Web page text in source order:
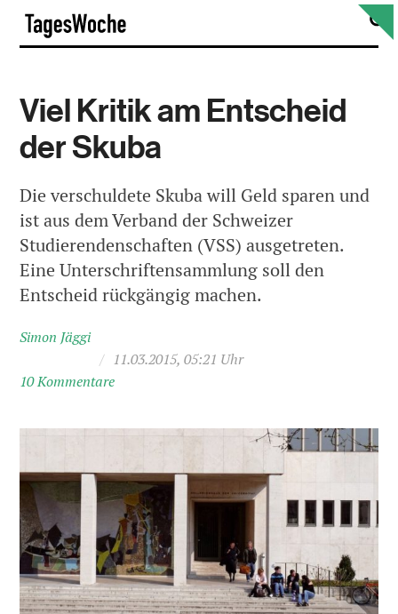
Skip
content
Viel Kritik am Entscheid
der Skuba
Die verschuldete Skuba will Geld sparen und
ist aus dem Verband der Schweizer
Studierendenschaften (VSS) ausgetreten.
Eine Unterschriftensammlung soll den
Entscheid rückgängig machen.
Simon Jäggi
/ 11.03.2015, 05:21 Uhr
10 Kommentare